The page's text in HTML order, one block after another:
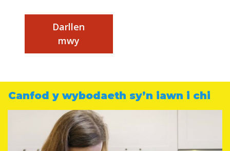
Darllen
mwy
Canfod y wybodaeth sy’n iawn i chi